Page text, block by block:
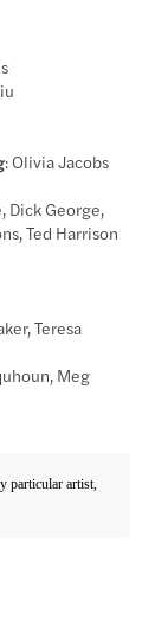
: Olivia Jacobs
Dick George,
Ted Harrison
Teresa
Meg
particular artist,